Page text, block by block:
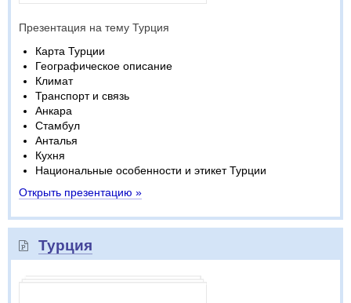
Презентация на тему Турция
Карта Турции
Географическое описание
Климат
Транспорт и связь
Анкара
Стамбул
Анталья
Кухня
Национальные особенности и этикет Турции
Открыть презентацию »
Турция